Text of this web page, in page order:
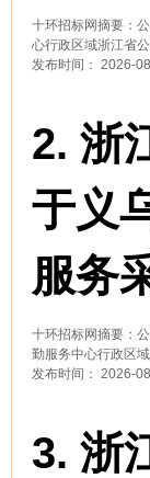
十环招标网摘要：
心行政区域浙江省
发布时间： 2026-
2. 浙
于义
服务
十环招标网摘要：
勤服务中心行政区
发布时间： 2026-
3. 浙